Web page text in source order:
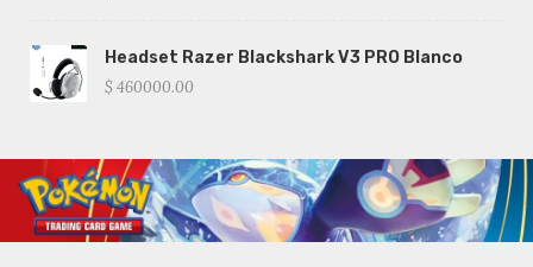
Headset Razer Blackshark V3 PRO Blanco
$ 460000.00